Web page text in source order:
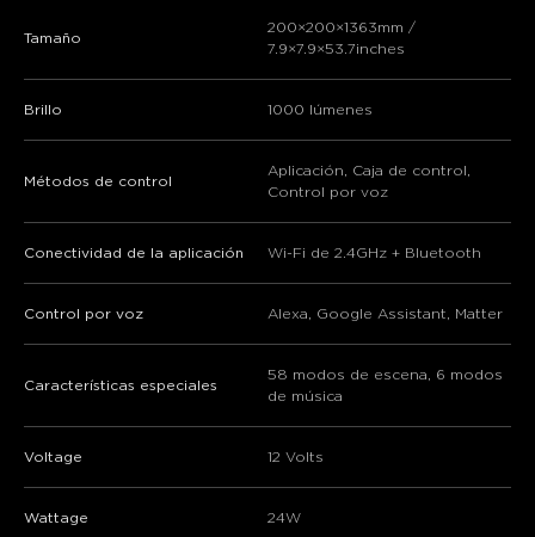
Tamaño
200×200×1363mm /
7.9×7.9×53.7inches
Brillo 1000 lúmenes
Métodos de control
Aplicación, Caja de control,
Control por voz
Conectividad de la aplicación Wi-Fi de 2.4GHz + Bluetooth
Control por voz Alexa, Google Assistant, Matter
Características especiales
58 modos de escena, 6 modos
de música
Voltage 12 Volts
Wattage 24W